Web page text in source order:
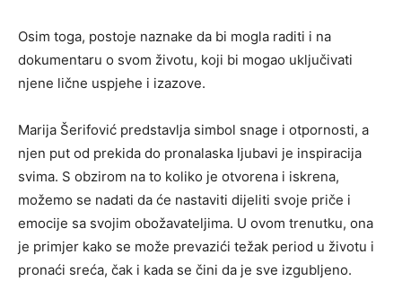
Osim toga, postoje naznake da bi mogla raditi i na
dokumentaru o svom životu, koji bi mogao uključivati
njene lične uspjehe i izazove.
Marija Šerifović predstavlja simbol snage i otpornosti, a
njen put od prekida do pronalaska ljubavi je inspiracija
svima. S obzirom na to koliko je otvorena i iskrena,
možemo se nadati da će nastaviti dijeliti svoje priče i
emocije sa svojim obožavateljima. U ovom trenutku, ona
je primjer kako se može prevazići težak period u životu i
pronaći sreća, čak i kada se čini da je sve izgubljeno.